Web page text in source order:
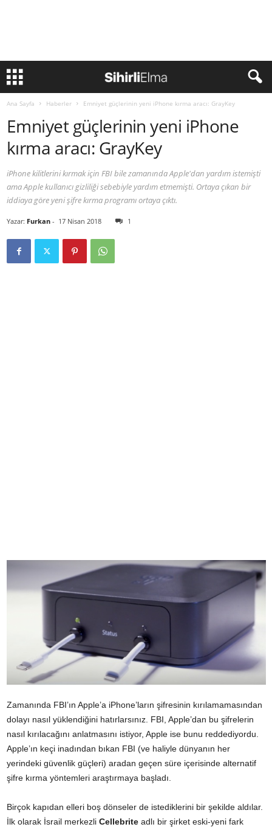
Ana Sayfa Haberler Emniyet güçlerinin yeni iPhone kırma aracı: GrayKey
Emniyet güçlerinin yeni iPhone
kırma aracı: GrayKey
iPhone kilitlerini kırmak için FBI bile zamanında Apple'dan yardım istemişti
ama Apple kullanıcı gizliliği sebebiyle yardım etmemişti. Ortaya çıkan bir
iddiaya göre yeni şifre kırma programı ortaya çıktı.
Yazar: Furkan - 17 Nisan 2018 1
Zamanında FBI’ın Apple’a iPhone’ların şifresinin kırılamamasından
dolayı nasıl yüklendiğini hatırlarsınız. FBI, Apple’dan bu şifrelerin
nasıl kırılacağını anlatmasını istiyor, Apple ise bunu reddediyordu.
Apple’ın keçi inadından bıkan FBI (ve haliyle dünyanın her
yerindeki güvenlik güçleri) aradan geçen süre içerisinde alternatif
şifre kırma yöntemleri araştırmaya başladı.
Birçok kapıdan elleri boş dönseler de istediklerini bir şekilde aldılar.
İlk olarak İsrail merkezli Cellebrite adlı bir şirket eski-yeni fark